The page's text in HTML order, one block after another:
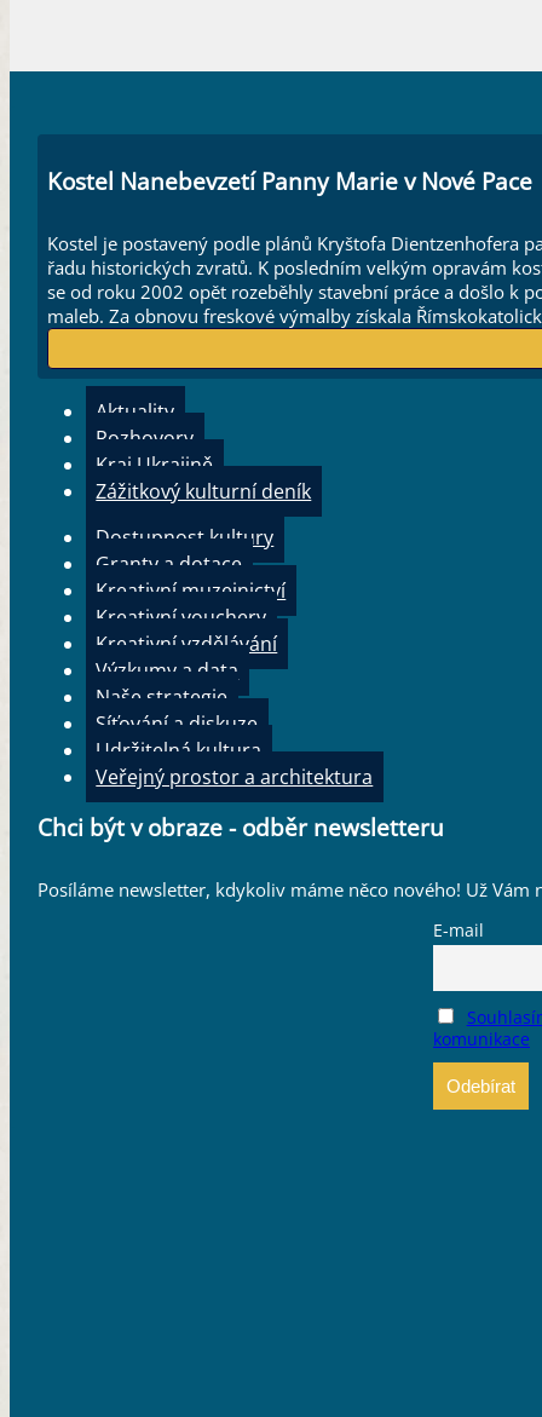
Kostel Nanebevzetí Panny Marie v Nové Pace
Kostel je postavený podle plánů Kryštofa Dientzenhofera
řadu historických zvratů. K posledním velkým opravám
se od roku 2002 opět rozeběhly stavební práce a došlo k
maleb. Za obnovu freskové výmalby získala
Aktuality
Rozhovory
Kraj Ukrajině
Zážitkový kulturní deník
Dostupnost kultury
Granty a dotace
Kreativní muzejnictví
Kreativní vouchery
Kreativní vzdělávání
Výzkumy a data
Naše strategie
Síťování a diskuze
Udržitelná kultura
Veřejný prostor a architektura
Chci být v obraze - odběr newsletteru
Posíláme newsletter, kdykoliv máme něco nového! Už Vám
E-mail
komunikace